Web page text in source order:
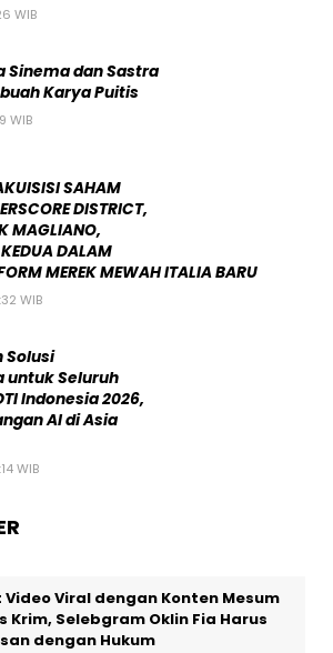
WIB
Sinema dan Sastra
Karya Puitis
WIB
SAHAM
DISTRICT,
MAGLIANO,
DALAM
MEREK MEWAH ITALIA BARU
WIB
Solusi
untuk Seluruh
Indonesia 2026,
AI di Asia
WIB
Viral dengan Konten Mesum
Krim, Selebgram Oklin Fia Harus
dengan Hukum